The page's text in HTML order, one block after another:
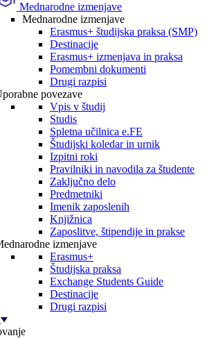
Mednarodne izmenjave
Mednarodne izmenjave
Erasmus+ študijska praksa (SMP)
Destinacije
Erasmus+ izmenjava in praksa
Pomembni dokumenti
Drugi razpisi
povezave
Vpis v študij
Studis
Spletna učilnica e.FE
Študijski koledar in urnik
Izpitni roki
Pravilniki in navodila za študente
Zaključno delo
Predmetniki
Imenik zaposlenih
Knjižnica
Zaposlitve, štipendije in prakse
izmenjave
Erasmus+
Študijska praksa
Exchange Students Guide
Destinacije
Drugi razpisi